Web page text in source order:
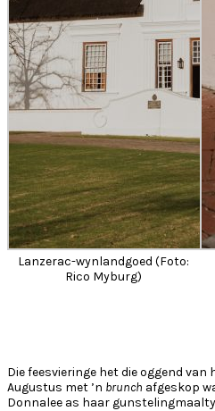
Lanzerac-wynlandgoed (Foto:
Rico Myburg)
Die feesvieringe het die oggend
Augustus met ’n brunch afgeskop
Donnalee as haar